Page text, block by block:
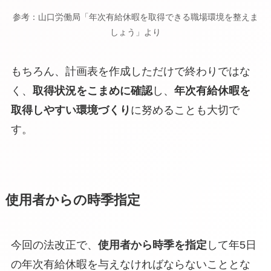
参考：山口労働局「年次有給休暇を取得できる職場環境を整えま
しょう」より
もちろん、計画表を作成しただけで終わりではな
く、 取得状況をこまめに確認し、 年次有給休暇を
取得しやすい環境づくり に努めることも大切で
す。
使用者からの時季指定
今回の法改正で、 使用者から時季を指定 して年5日
の年次有給休暇を与えなければならないこととな